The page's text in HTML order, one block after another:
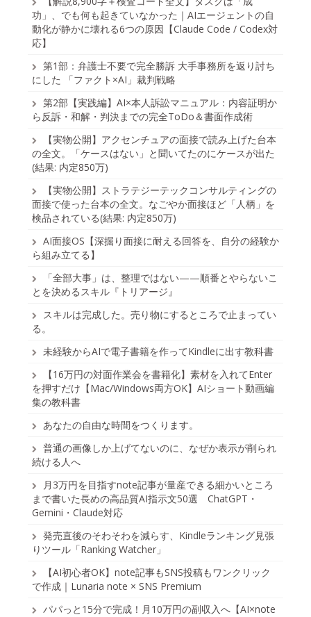
功」、でも何も起きていなかった｜AIエージェントの自
動化が静かに壊れる6つの原因【Claude Code / Codex対
応】
第1部：弁護士不要で完全勝訴 大手事務所を返り討ち
にした 「ファクト×AI」裁判戦略
第2部【実践編】AI×本人訴訟マニュアル：内容証明か
ら反訴・和解・判決までの完全ToDo＆書面作成術
【実物公開】アクセンチュアの面接で読み上げた台本
の全文。「ケースはない」と聞いてたのにケースが出た
(結果: 内定850万)
【実物公開】ストラテジーテックコンサルティングの
面接で使った台本の全文。なごやか面接ほど「人柄」を
検品されている(結果: 内定850万)
AI面接OS【深掘り面接に耐える回答を、自分の経験か
ら組み立てる】
「全部大事」は、整理ではない——順番とやらないこ
とを決めるスキル『トリアージ』
スキルは完成した。売り物にするところで止まってい
る。
未経験からAIで電子書籍を作ってKindleに出す教科書
【16万円の対面作業会を書籍化】素材を入れてEnter
を押すだけ【Mac/Windows両方OK】AIショート動画編
集の教科書
あなたの自由な時間をつくります。
普通の画像しか上げてないのに、なぜか表示が削られ
続ける人へ
月3万円を目指すnote記事が量産できる細かいところ
まで書いた長めの高品質AI指示文50選 ChatGPT・
Gemini・Claude対応
発売直後のそわそわを減らす、Kindleランキング見張
りツール「Ranking Watcher」
【AI初心者OK】note記事もSNS投稿もワンクリック
で作成｜Lunaria note × SNS Premium
パパっと15分で完成！月10万円の副収入へ【AI×note